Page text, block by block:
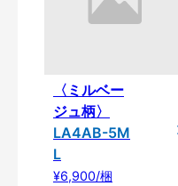
〈ミルベー
ジュ柄〉
LA4AB-5M
L
¥6,900/梱